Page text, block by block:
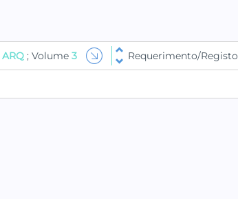
ARQ ; Volume 3 Requerimento/Registo